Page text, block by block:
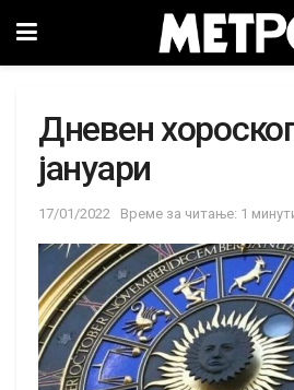
Дневен
јануари
17/01/2022 Време за читање: 1